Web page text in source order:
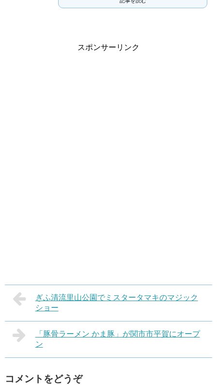
スポンサーリンク
ぎふ清流里山公園でミスタータマキのマジック
ショー
「豚骨ラーメン かま豚」が関市市平賀にオープ
ン
コメントをどうぞ